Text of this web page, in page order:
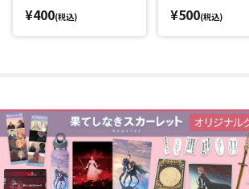
¥400(税込) ¥500(税込)